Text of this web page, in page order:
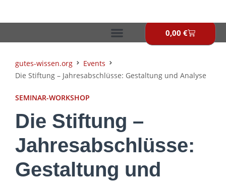
0,00 €
gutes-wissen.org
Events
Die Stiftung – Jahresabschlüsse: Gestaltung und Analyse
SEMINAR-WORKSHOP
Die Stiftung –
Jahresabschlüsse:
Gestaltung und